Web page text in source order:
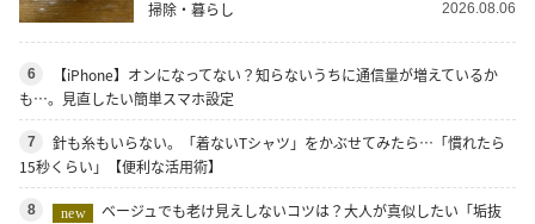
掃除・暮らし 2026.08.06
6
【iPhone】オンになってない？知らないうちに通信量が増えているか
も…。見直したい簡単スマホ設定
7
針も糸もいらない。「着ないTシャツ」をかぶせてみたら…「慣れたら
15秒くらい」【便利な活用術】
8 new
ベージュでも老け見えしないコツは？大人が真似したい「垢抜